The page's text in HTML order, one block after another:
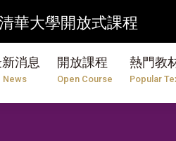
華大學開放式課程
消息
News
開放課程
Open Course
熱門教
Popular